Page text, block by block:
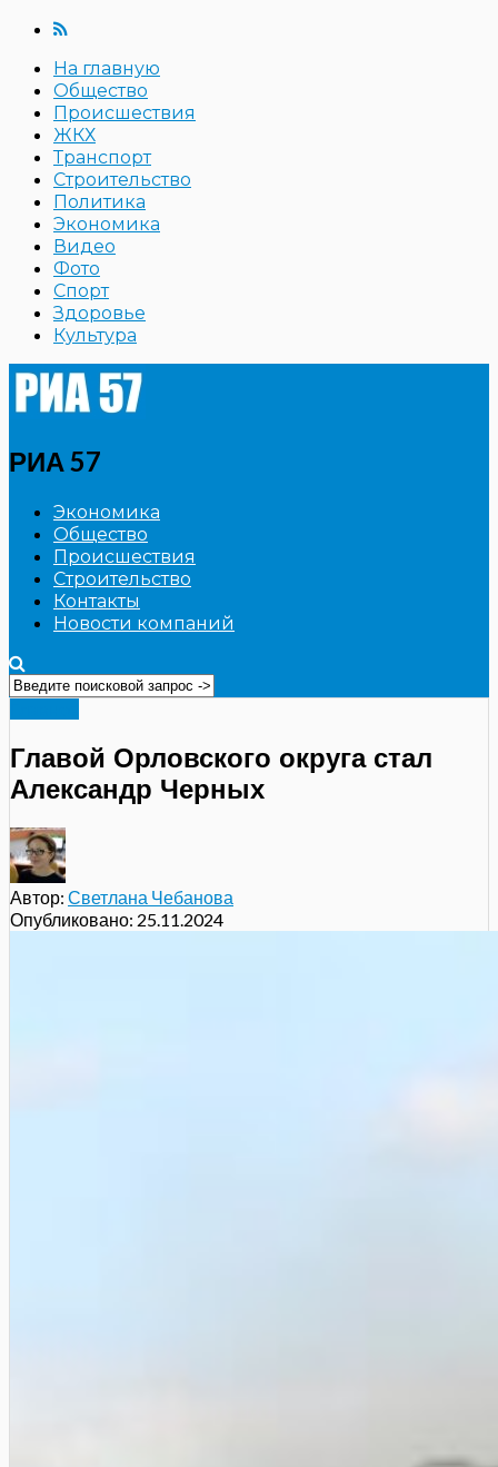
На главную
Общество
Происшествия
ЖКХ
Транспорт
Строительство
Политика
Экономика
Видео
Фото
Спорт
Здоровье
Культура
РИА 57
Экономика
Общество
Происшествия
Строительство
Контакты
Новости компаний
Главой Орловского округа стал
Александр Черных
Автор: Светлана Чебанова
Опубликовано: 25.11.2024